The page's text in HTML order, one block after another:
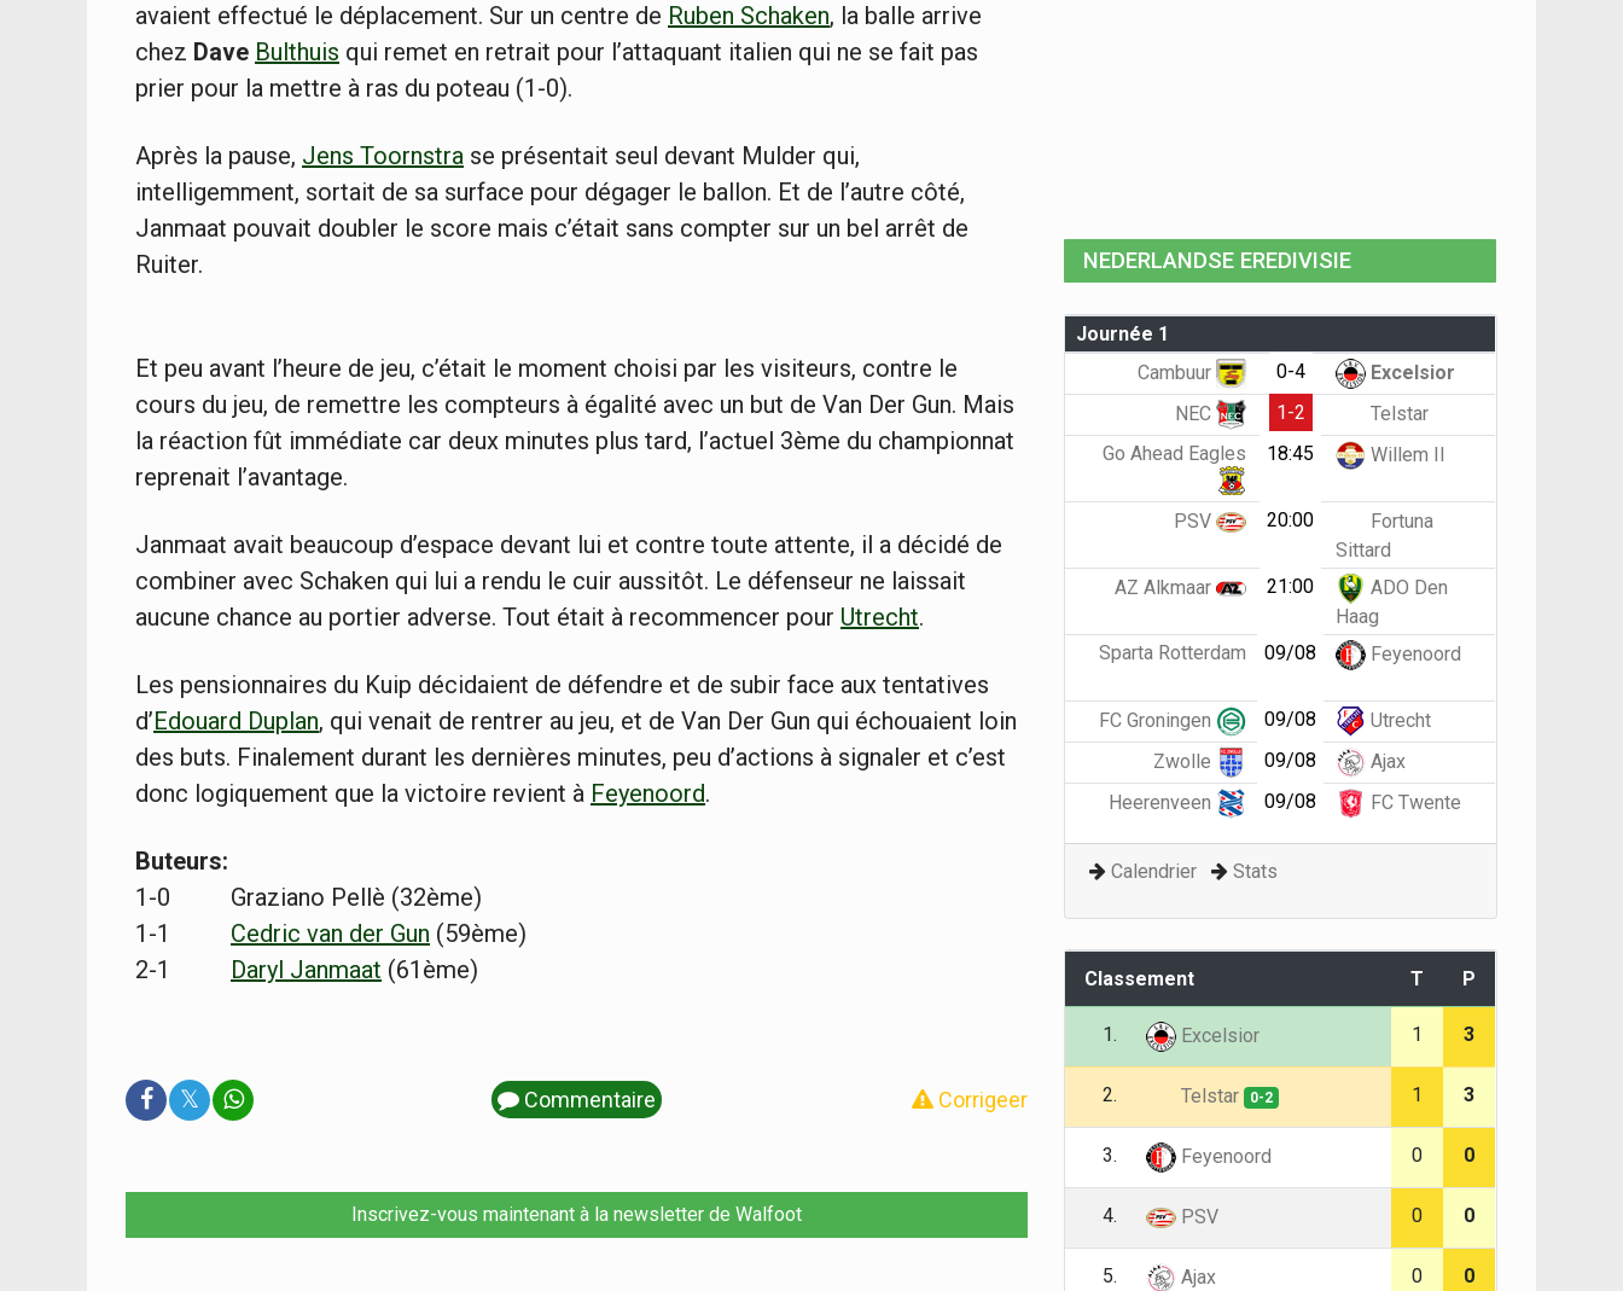
avaient effectué le déplacement. Sur un centre de Ruben Schaken, la balle arrive
chez Dave Bulthuis qui remet en retrait pour l’attaquant italien qui ne se fait pas
prier pour la mettre à ras du poteau (1-0).
Après la pause, Jens Toornstra se présentait seul devant Mulder qui,
intelligemment, sortait de sa surface pour dégager le ballon. Et de l’autre côté,
Janmaat pouvait doubler le score mais c’était sans compter sur un bel arrêt de
Ruiter.
Et peu avant l’heure de jeu, c’était le moment choisi par les visiteurs, contre le
cours du jeu, de remettre les compteurs à égalité avec un but de Van Der Gun. Mais
la réaction fût immédiate car deux minutes plus tard, l’actuel 3ème du championnat
reprenait l’avantage.
Janmaat avait beaucoup d’espace devant lui et contre toute attente, il a décidé de
combiner avec Schaken qui lui a rendu le cuir aussitôt. Le défenseur ne laissait
aucune chance au portier adverse. Tout était à recommencer pour Utrecht.
Les pensionnaires du Kuip décidaient de défendre et de subir face aux tentatives
d’Edouard Duplan, qui venait de rentrer au jeu, et de Van Der Gun qui échouaient loin
des buts. Finalement durant les dernières minutes, peu d’actions à signaler et c’est
donc logiquement que la victoire revient à Feyenoord.
Buteurs:
1-0 Graziano Pellè (32ème)
1-1 Cedric van der Gun (59ème)
2-1 Daryl Janmaat (61ème)
𝕏 Commentaire Corrigeer
Inscrivez-vous maintenant à la newsletter de Walfoot
NEDERLANDSE EREDIVISIE
Journée 1
Cambuur
0-4
Excelsior
NEC
1-2
Telstar
Go Ahead Eagles
18:45 Willem II
PSV 20:00
Fortuna
Sittard
AZ Alkmaar
21:00
ADO Den
Haag
Sparta Rotterdam
09/08 Feyenoord
FC Groningen 09/08
Utrecht
Zwolle
09/08
Ajax
Heerenveen
09/08 FC Twente
Calendrier Stats
Classement T P
1. Excelsior 1 3
2. Telstar 0-2 1 3
3. Feyenoord 0 0
4. PSV 0 0
5. Ajax 0 0